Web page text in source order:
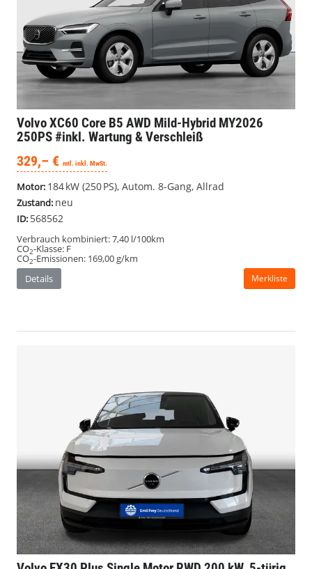
Volvo XC60 Core B5 AWD Mild-Hybrid MY2026
250PS #inkl. Wartung & Verschleiß
329,– € mtl. inkl. MwSt.
Motor: 184 kW (250 PS), Autom. 8-Gang, Allrad
Zustand: neu
ID: 568562
Verbrauch kombiniert:7,40 l/100km
CO2-Klasse: F
CO2-Emissionen: 169,00 g/km
Details
Merkliste